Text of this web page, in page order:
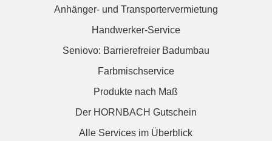
Anhänger- und Transportervermietung
Handwerker-Service
Seniovo: Barrierefreier Badumbau
Farbmischservice
Produkte nach Maß
Der HORNBACH Gutschein
Alle Services im Überblick